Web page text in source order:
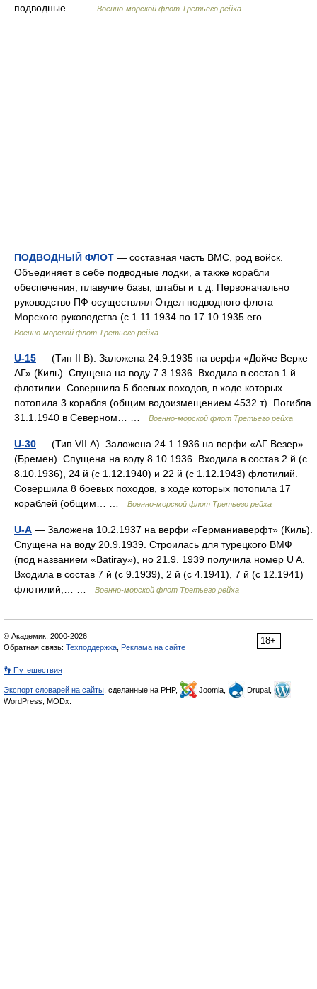
подводные… …
Военно-морской флот Третьего рейха
ПОДВОДНЫЙ ФЛОТ — составная часть ВМС, род войск.
Объединяет в себе подводные лодки, а также корабли
обеспечения, плавучие базы, штабы и т. д. Первоначально
руководство ПФ осуществлял Отдел подводного флота
Морского руководства (с 1.11.1934 по 17.10.1935 его… …
Военно-морской флот Третьего рейха
U-15 — (Тип II В). Заложена 24.9.1935 на верфи «Дойче Верке
АГ» (Киль). Спущена на воду 7.3.1936. Входила в состав 1 й
флотилии. Совершила 5 боевых походов, в ходе которых
потопила 3 корабля (общим водоизмещением 4532 т). Погибла
31.1.1940 в Северном… …
Военно-морской флот Третьего рейха
U-30 — (Тип VII А). Заложена 24.1.1936 на верфи «АГ Везер»
(Бремен). Спущена на воду 8.10.1936. Входила в состав 2 й (с
8.10.1936), 24 й (с 1.12.1940) и 22 й (с 1.12.1943) флотилий.
Совершила 8 боевых походов, в ходе которых потопила 17
кораблей (общим… …
Военно-морской флот Третьего рейха
U-A — Заложена 10.2.1937 на верфи «Германиаверфт» (Киль).
Спущена на воду 20.9.1939. Строилась для турецкого ВМФ
(под названием «Batiray»), но 21.9. 1939 получила номер U A.
Входила в состав 7 й (с 9.1939), 2 й (с 4.1941), 7 й (с 12.1941)
флотилий,… …
Военно-морской флот Третьего рейха
18+
© Академик, 2000-2026
Обратная связь: Техподдержка Реклама на сайте
👣 Путешествия
Экспорт словарей на сайты , сделанные на PHP, Joomla,
Drupal,
WordPress, MODx.